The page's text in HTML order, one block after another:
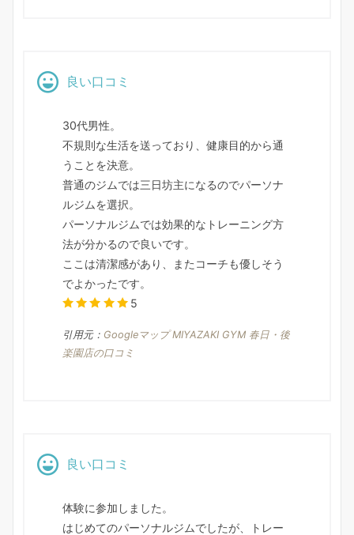
良い口コミ
30代男性。
不規則な生活を送っており、健康目的から通
うことを決意。
普通のジムでは三日坊主になるのでパーソナ
ルジムを選択。
パーソナルジムでは効果的なトレーニング方
法が分かるので良いです。
ここは清潔感があり、またコーチも優しそう
でよかったです。
5
引用元： Googleマップ MIYAZAKI GYM 春日・後
楽園店の口コミ
良い口コミ
体験に参加しました。
はじめてのパーソナルジムでしたが、トレー